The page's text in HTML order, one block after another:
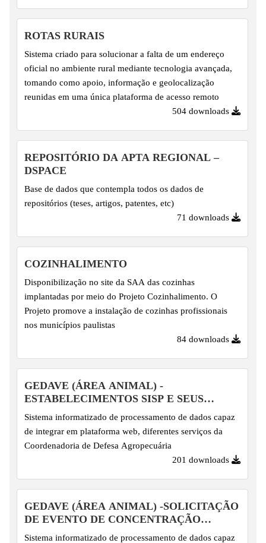
ROTAS RURAIS
Sistema criado para solucionar a falta de um endereço
oficial no ambiente rural mediante tecnologia avançada,
tomando como apoio, informação e geolocalização
reunidas em uma única plataforma de acesso remoto
504 downloads
REPOSITÓRIO DA APTA REGIONAL –
DSPACE
Base de dados que contempla todos os dados de
repositórios (teses, artigos, patentes, etc)
71 downloads
COZINHALIMENTO
Disponibilização no site da SAA das cozinhas
implantadas por meio do Projeto Cozinhalimento. O
Projeto promove a instalação de cozinhas profissionais
nos municípios paulistas
84 downloads
GEDAVE (ÁREA ANIMAL) -
ESTABELECIMENTOS SISP E SEUS
PRODUTOS
Sistema informatizado de processamento de dados capaz
de integrar em plataforma web, diferentes serviços da
Coordenadoria de Defesa Agropecuária
201 downloads
GEDAVE (ÁREA ANIMAL) -SOLICITAÇÃO
DE EVENTO DE CONCENTRAÇÃO
ANIMAL
Sistema informatizado de processamento de dados capaz